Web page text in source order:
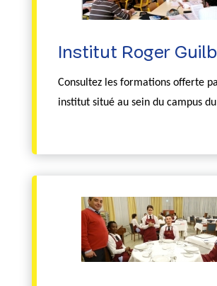
Institut Roger
Consultez les formations offerte
institut situé au sein du campus du